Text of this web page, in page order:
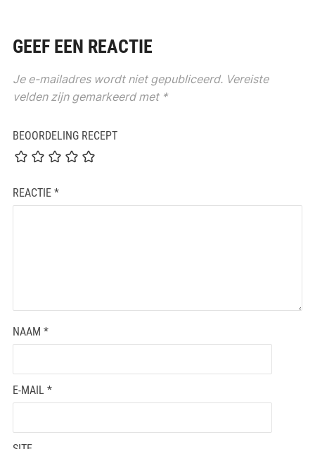
GEEF EEN REACTIE
Je e-mailadres wordt niet gepubliceerd. Vereiste
velden zijn gemarkeerd met *
BEOORDELING RECEPT
REACTIE *
NAAM *
E-MAIL *